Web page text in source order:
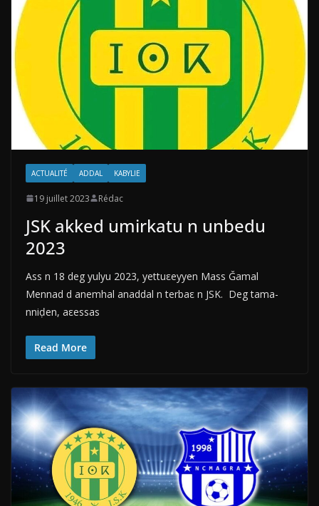
ACTUALITÉ ADDAL KABYLIE
19 juillet 2023 Rédac
JSK akked umirkatu n unbedu
2023
Ass n 18 deg yulyu 2023, yettuεeyyen Mass Ǧamal
Mennad d anemhal anaddal n terbaε n JSK. Deg tama-
nniḍen, aεessas
Read More